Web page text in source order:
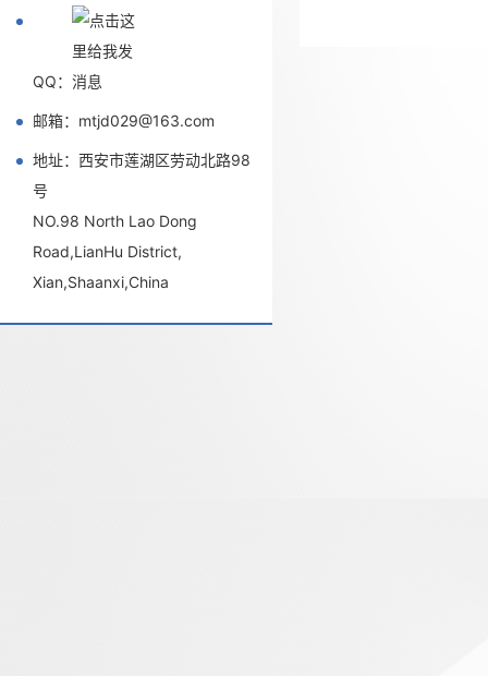
QQ：
邮箱：mtjd029@163.com
地址：西安市莲湖区劳动北路98
号
NO.98 North Lao Dong
Road,LianHu District,
Xian,Shaanxi,China